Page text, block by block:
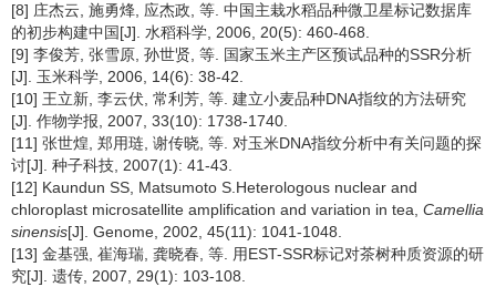
[8] 庄杰云, 施勇烽, 应杰政, 等. 中国主栽水稻品种微卫星标记数据库
的初步构建中国[J]. 水稻科学, 2006, 20(5): 460-468.
[9] 李俊芳, 张雪原, 孙世贤, 等. 国家玉米主产区预试品种的SSR分析
[J]. 玉米科学, 2006, 14(6): 38-42.
[10] 王立新, 李云伏, 常利芳, 等. 建立小麦品种DNA指纹的方法研究
[J]. 作物学报, 2007, 33(10): 1738-1740.
[11] 张世煌, 郑用琏, 谢传晓, 等. 对玉米DNA指纹分析中有关问题的探
讨[J]. 种子科技, 2007(1): 41-43.
[12] Kaundun SS, Matsumoto S.Heterologous nuclear and
chloroplast microsatellite amplification and variation in tea, Camellia
sinensis[J]. Genome, 2002, 45(11): 1041-1048.
[13] 金基强, 崔海瑞, 龚晓春, 等. 用EST-SSR标记对茶树种质资源的研
究[J]. 遗传, 2007, 29(1): 103-108.